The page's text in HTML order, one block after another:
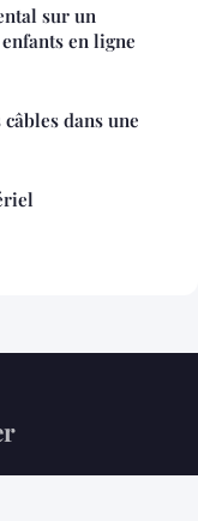
sur un
en ligne
dans une